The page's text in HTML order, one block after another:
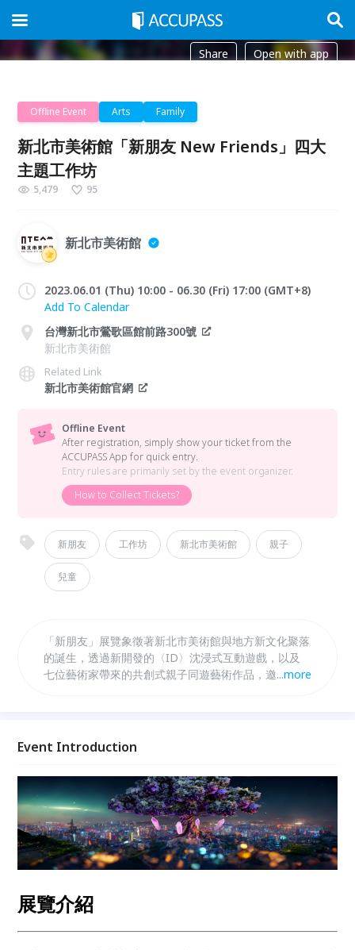
Share Open with app
Offline Event Arts Family
新北市美術館「新朋友 New Friends」四大
主題工作坊
5,479 95
新北市美術館
2023.06.01 (Thu) 10:00 - 06.30 (Fri) 17:00 (GMT+8)
Add To Calendar
台灣新北市鶯歌區館前路300號
新北市美術館
Related Link
新北市美術館官網
Offline Event
After registration, simply show your ticket from the
ACCUPASS App for quick entry.
Entry rules are primarily set by the event organizer.
How to Collect Tickets?
新朋友 工作坊 新北市美術館 親子
兒童
「新朋友」展覽象徵著新北市美術館與地方新文化聚落
的誕生，透過新開發的〈ID〉沈浸式互動遊戲，以及
七位藝術家帶來的共創式親子同遊藝術作品，邀請民眾
「礦石圖書館」四大主題民眾參與工作坊，針對成長階
踐，讓想像力視覺化、具象化，進而成為一種創造力的
座標。
...more
Event Introduction
展覽介紹